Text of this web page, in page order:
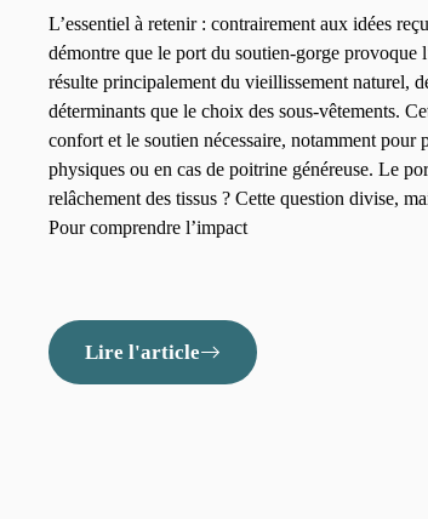
L’essentiel à retenir : contrairement aux idées
démontre que le port du soutien-gorge provoque
résulte principalement du vieillissement naturel,
déterminants que le choix des sous-vêtements.
confort et le soutien nécessaire, notamment pour
physiques ou en cas de poitrine généreuse. Le
relâchement des tissus ? Cette question divise,
Pour comprendre l’impact
Lire l'article